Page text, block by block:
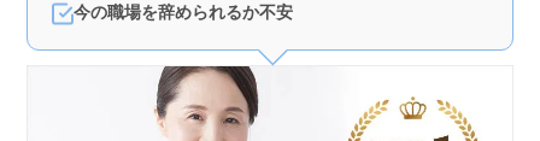
今の職場を辞められるか不安